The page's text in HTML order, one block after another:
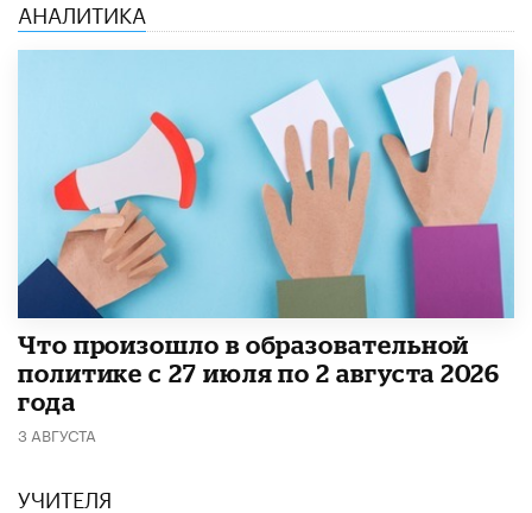
АНАЛИТИКА
​Что произошло в образовательной
политике с 27 июля по 2 августа 2026
года
3 АВГУСТА
УЧИТЕЛЯ